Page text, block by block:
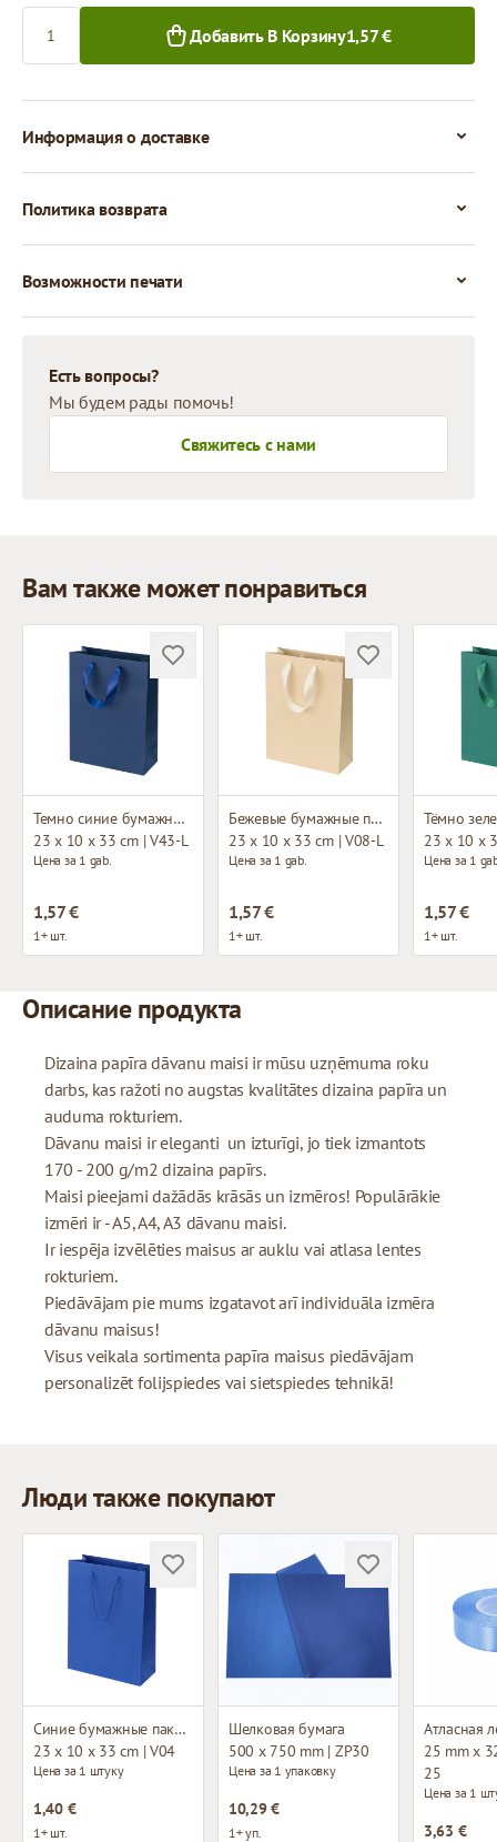
Добавить В Корзину1,57 €
Информация о доставке
Политика возврата
Возможности печати
Есть вопросы?
Мы будем рады помочь!
Свяжитесь с нами
Вам также может понравиться
Темно синие бумажные пакеты с ручками из атласной ленты
23 x 10 x 33 cm | V43-L
Цена за 1 gab.
1,57 €
1+ шт.
Бежевые бумажные пакеты с ручками из атласной ленты
23 x 10 x 33 cm | V08-L
Цена за 1 gab.
1,57 €
1+ шт.
23 x 10 x
Цена за 1
1,57 €
1+ шт.
Описание продукта
Dizaina papīra dāvanu maisi ir mūsu uzņēmuma roku
darbs, kas ražoti no augstas kvalitātes dizaina papīra un
auduma rokturiem.
Dāvanu maisi ir eleganti un izturīgi, jo tiek izmantots
170 - 200 g/m2 dizaina papīrs.
Maisi pieejami dažādās krāsās un izmēros! Populārākie
izmēri ir - A5, A4, A3 dāvanu maisi.
Ir iespēja izvēlēties maisus ar auklu vai atlasa lentes
rokturiem.
Piedāvājam pie mums izgatavot arī individuāla izmēra
dāvanu maisus!
Visus veikala sortimenta papīra maisus piedāvājam
personalizēt folijspiedes vai sietspiedes tehnikā!
Люди также покупают
Синие бумажные пакеты с тканевыми ручками
23 x 10 x 33 cm | V04
Цена за 1 штуку
1,40 €
1+ шт.
Шелковая бумага
500 x 750 mm | ZP30
Цена за 1 упаковку
10,29 €
1+ уп.
Атласная
25 mm x
25
Цена за 1
3,63 €